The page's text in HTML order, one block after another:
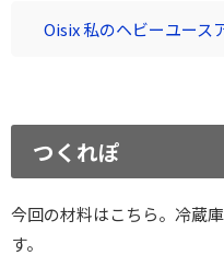
Oisix 私のヘビーユース
つくれぽ
今回の材料はこちら。冷蔵
す。